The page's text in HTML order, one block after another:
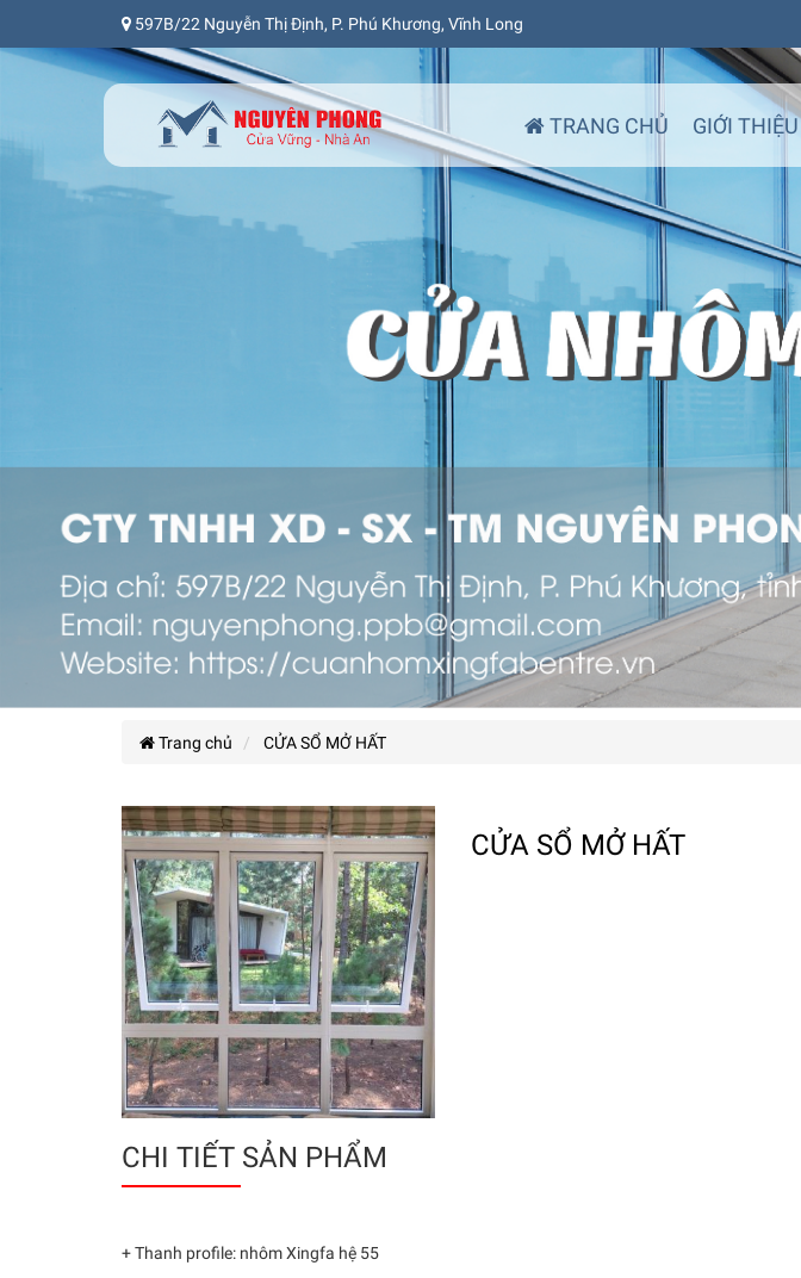
597B/22 Nguyễn Thị Định, P. Phú Khương, Vĩnh Long
TRANG CHỦ GIỚI THIỆU
Trang chủ CỬA SỔ MỞ HẤT
CỬA SỔ MỞ HẤT
CHI TIẾT SẢN PHẨM
+ Thanh profile: nhôm Xingfa hệ 55